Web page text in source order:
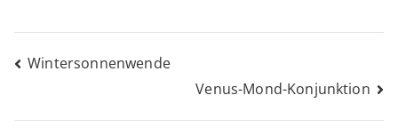
Beitragsnavigation
Wintersonnenwende
Venus-Mond-Konjunktion